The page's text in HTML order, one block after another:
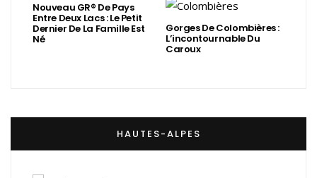
Nouveau GR® De Pays
Entre Deux Lacs : Le Petit
Dernier De La Famille Est
Né
Gorges De Colombières :
L’incontournable Du
Caroux
HAUTES-ALPES